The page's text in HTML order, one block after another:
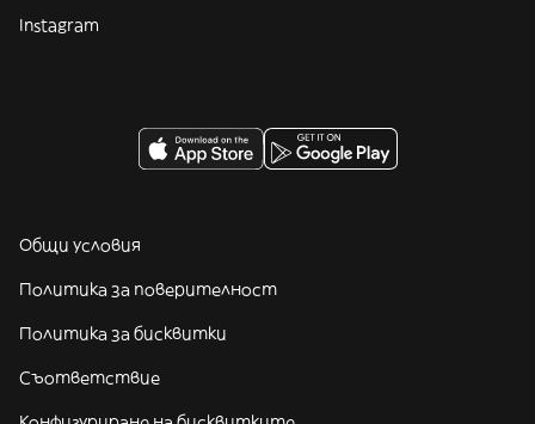
Instagram
Общи условия
Политика за поверителност
Политика за бисквитки
Съответствие